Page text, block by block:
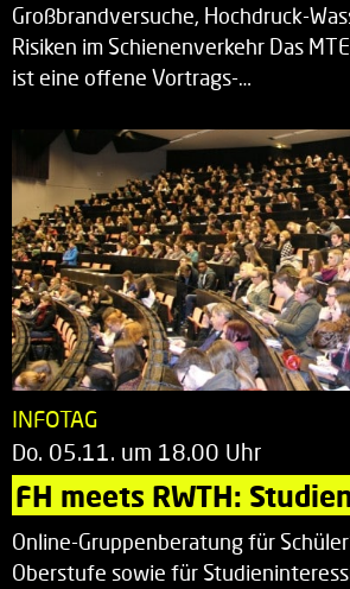
Großbrandversuche, Hochdruck-
Risiken im Schienenverkehr Das
ist eine offene Vortrags-…
INFOTAG
Do. 05.11. um 18.00 Uhr
FH meets RWTH:
Online-Gruppenberatung für
Oberstufe sowie für